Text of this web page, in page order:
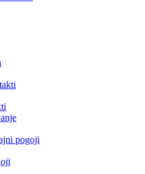
pogoji